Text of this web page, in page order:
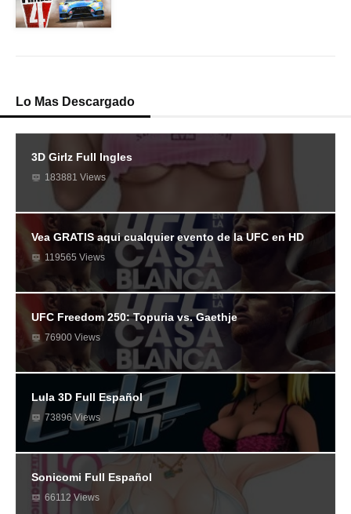
Lo Mas Descargado
3D Girlz Full Ingles
183881 Views
Vea GRATIS aqui cualquier evento de la UFC en HD
119565 Views
UFC Freedom 250: Topuria vs. Gaethje
76900 Views
Lula 3D Full Español
73896 Views
Sonicomi Full Español
66112 Views